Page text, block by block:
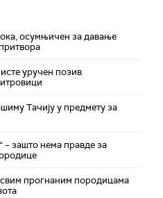
осумњичен за давање
уручен позив
Тачију у предмету за
– зашто нема правде за
прогнаним породицама